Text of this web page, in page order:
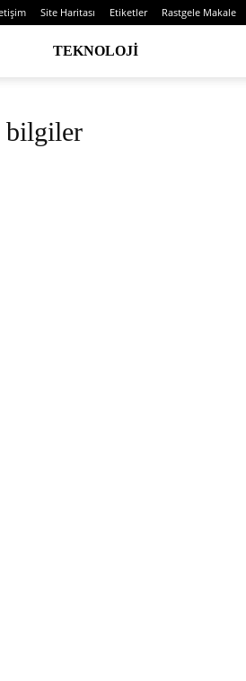
Site Haritası Etiketler Rastgele Makale
TEKNOLOJI
bilgiler